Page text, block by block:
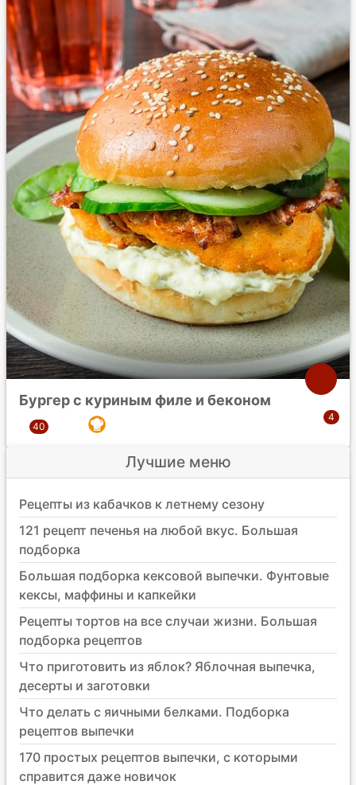
Бургер с куриным филе и беконом
Лучшие меню
Рецепты из кабачков к летнему сезону
121 рецепт печенья на любой вкус. Большая
подборка
Большая подборка кексовой выпечки. Фунтовые
кексы, маффины и капкейки
Рецепты тортов на все случаи жизни. Большая
подборка рецептов
Что приготовить из яблок? Яблочная выпечка,
десерты и заготовки
Что делать с яичными белками. Подборка
рецептов выпечки
170 простых рецептов выпечки, с которыми
справится даже новичок